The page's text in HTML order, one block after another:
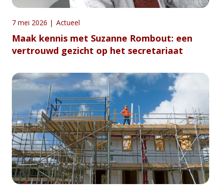
7 mei 2026 | Actueel
Maak kennis met Suzanne Rombout: een
vertrouwd gezicht op het secretariaat